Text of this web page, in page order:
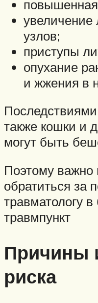
повышенная
узлов;
приступы
опухание
и жжения в
Последствиями
также кошки и
могут быть
Поэтому важно
обратиться за
травматологу
травмпункт
Причины
риска